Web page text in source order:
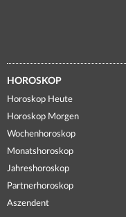
HOROSKOP
Horoskop Heute
Horoskop Morgen
Wochenhoroskop
Monatshoroskop
Jahreshoroskop
Partnerhoroskop
Aszendent